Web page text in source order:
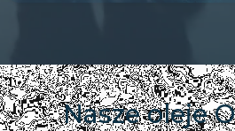
Nasze oleje